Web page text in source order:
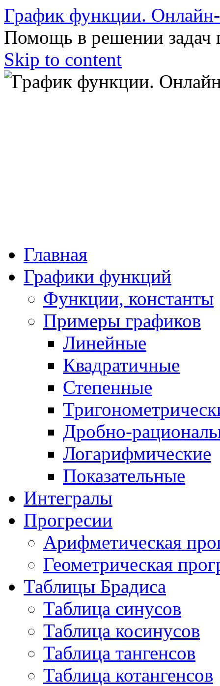
График функции.
Помощь в решении задач
Skip to content
Главная
Графики функций
Функции, константы
Примеры графиков
Линейные
Квадратичные
Степенные
Дробно-
Логарифмические
Показательные
Интегралы
Прогресии
Арифметическая
Геометрическая
Таблицы Брадиса
Таблица синусов
Таблица косинусов
Таблица тангенсов
Таблица котангенсов